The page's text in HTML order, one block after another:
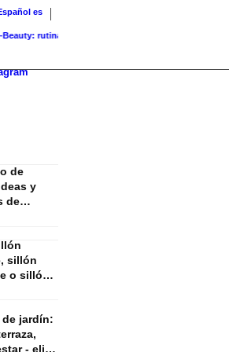
es
rutina, productos y marcas coreanas para...
de
y
de
los
y co.
sillón
o sillón
para la
& co.
de jardín:
- elija